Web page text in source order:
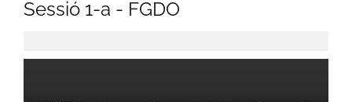
Sessió 1-a - FGDO